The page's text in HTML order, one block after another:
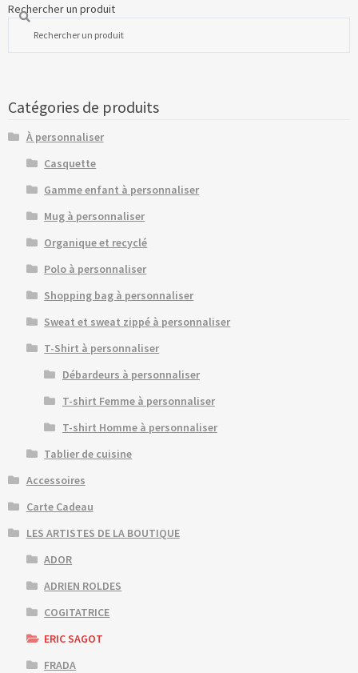
Rechercher un produit
Catégories de produits
À personnaliser
Casquette
Gamme enfant à personnaliser
Mug à personnaliser
Organique et recyclé
Polo à personnaliser
Shopping bag à personnaliser
Sweat et sweat zippé à personnaliser
T-Shirt à personnaliser
Débardeurs à personnaliser
T-shirt Femme à personnaliser
T-shirt Homme à personnaliser
Tablier de cuisine
Accessoires
Carte Cadeau
LES ARTISTES DE LA BOUTIQUE
ADOR
ADRIEN ROLDES
COGITATRICE
ERIC SAGOT
FRADA